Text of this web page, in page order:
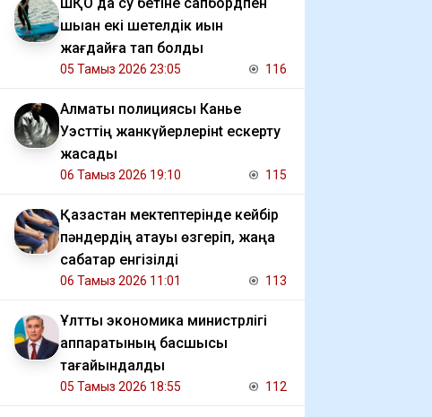
шыққан екі шетелдік қиын
жағдайға тап болды
05 Тамыз 2026 23:05 116
Алматы полициясы Канье
Уэсттің жанкүйерлерінt ескерту
жасады
06 Тамыз 2026 19:10 115
Қазақстан мектептерінде кейбір
пәндердің атауы өзгеріп, жаңа
сабақтар енгізілді
06 Тамыз 2026 11:01 113
Ұлттық экономика министрлігі
аппаратының басшысы
тағайындалды
05 Тамыз 2026 18:55 112